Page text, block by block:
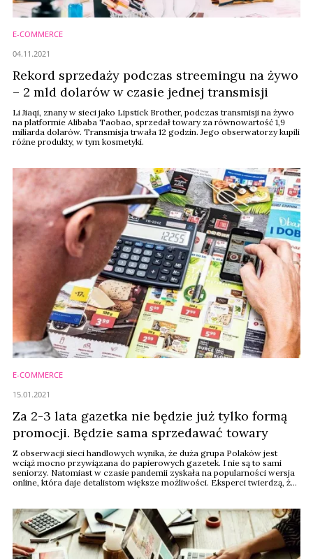
E-COMMERCE
Rekord sprzedaży podczas streemingu na żywo
– 2 mld dolarów w czasie jednej transmisji
Li Jiaqi, znany w sieci jako Lipstick Brother, podczas transmisji na żywo
na platformie Alibaba Taobao, sprzedał towary za równowartość 1,9
miliarda dolarów. Transmisja trwała 12 godzin. Jego obserwatorzy kupili
różne produkty, w tym kosmetyki.
04.11.2021
E-COMMERCE
Za 2-3 lata gazetka nie będzie już tylko formą
promocji. Będzie sama sprzedawać towary
Z obserwacji sieci handlowych wynika, że duża grupa Polaków jest
wciąż mocno przywiązana do papierowych gazetek. I nie są to sami
seniorzy. Natomiast w czasie pandemii zyskała na popularności wersja
online, która daje detalistom większe możliwości. Eksperci twierdzą, że
zakupów przez ...
15.01.2021